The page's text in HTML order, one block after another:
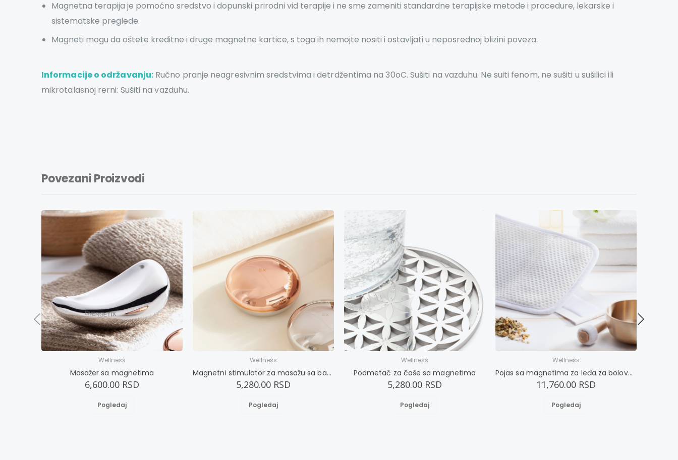
Magnetna terapija je pomoćno sredstvo i dopunski prirodni vid terapije i ne sme zameniti standardne terapijske metode i procedure, lekarske i
sistematske preglede.
Magneti mogu da oštete kreditne i druge magnetne kartice, s toga ih nemojte nositi i ostavljati u neposrednoj blizini poveza.
Informacije o održavanju: Ručno pranje neagresivnim sredstvima i detrdžentima na 30oC. Sušiti na vazduhu. Ne suiti fenom, ne sušiti u sušilici ili
mikrotalasnoj rerni: Sušiti na vazduhu.
Povezani Proizvodi
Wellness
Masažer sa magnetima
6,600.00 RSD
Pogledaj
Wellness
Magnetni stimulator za masažu sa bakrom
5,280.00 RSD
Pogledaj
Wellness
Podmetač za čaše sa magnetima
5,280.00 RSD
Pogledaj
Wellness
Pojas sa magnetima za leđa za bolove u predelu donjeg dela kičme
11,760.00 RSD
Pogledaj